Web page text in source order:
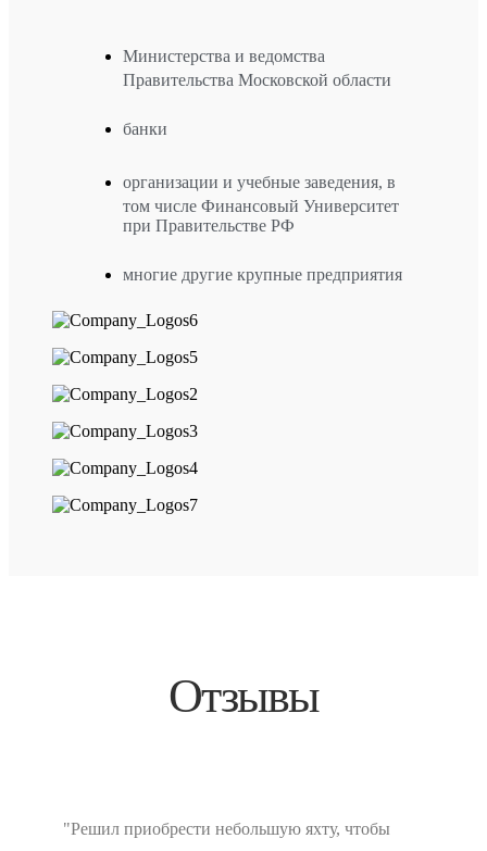
Министерства и ведомства
Правительства Московской области
банки
организации и учебные заведения, в
том числе Финансовый Университет
при Правительстве РФ
многие другие крупные предприятия
Отзывы
"Решил приобрести небольшую яхту, чтобы